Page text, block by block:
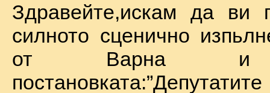
Здравейте,искам да ви
силното сценично
от Варна и